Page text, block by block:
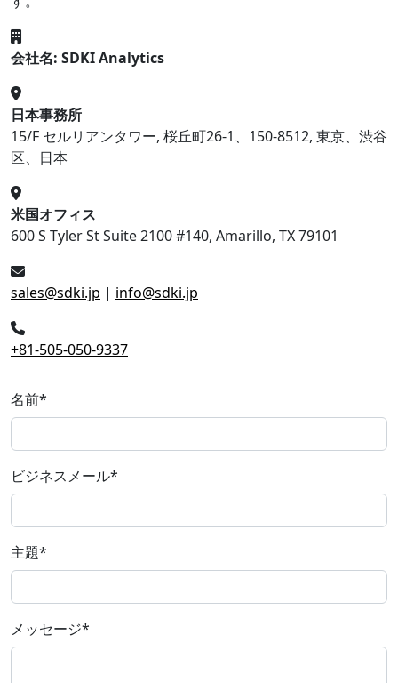
会社名: SDKI Analytics
日本事務所
15/F セルリアンタワー, 桜丘町26-1、150-8512, 東京、渋谷
区、日本
米国オフィス
600 S Tyler St Suite 2100 #140, Amarillo, TX 79101
sales@sdki.jp | info@sdki.jp
+81-505-050-9337
名前*
ビジネスメール*
主題*
メッセージ*